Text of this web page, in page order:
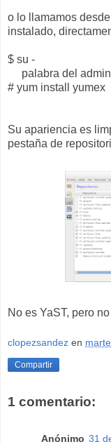
o lo llamamos
instalado,
$ su -
palabra del
# yum install yumex
Su apariencia es
pestaña de
No es YaST, pero
clopezsandez en
Compartir
1 comentario:
Anónimo 31